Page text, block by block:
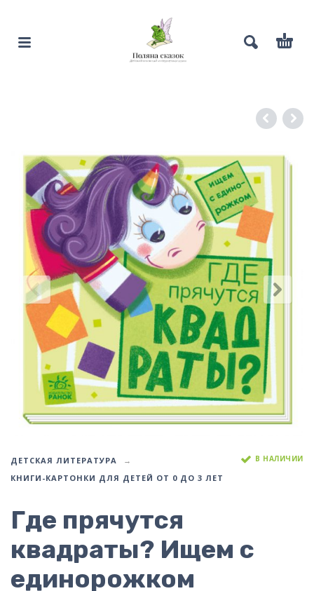
ДЕТСКАЯ ЛИТЕРАТУРА
КНИГИ-КАРТОНКИ ДЛЯ ДЕТЕЙ ОТ 0 ДО 3 ЛЕТ
В НАЛИЧИИ
Где прячутся
квадраты? Ищем с
единорожком